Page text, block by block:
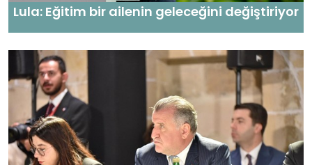
Lula: Eğitim bir ailenin geleceğini değiştiriyor